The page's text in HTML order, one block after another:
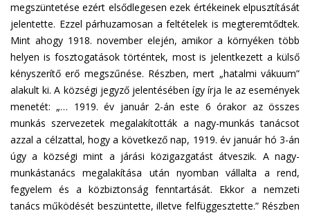
megszüntetése ezért elsődlegesen ezek értékeinek elpusztítását
jelentette. Ezzel párhuzamosan a feltételek is megteremtődtek.
Mint ahogy 1918. november elején, amikor a környéken több
helyen is fosztogatások történtek, most is jelentkezett a külső
kényszerítő erő megszűnése. Részben, mert „hatalmi vákuum”
alakult ki. A községi jegyző jelentésében így írja le az események
menetét: „… 1919. év január 2-án este 6 órakor az összes
munkás szervezetek megalakították a nagy-munkás tanácsot
azzal a célzattal, hogy a következő nap, 1919. év január hó 3-án
úgy a községi mint a járási közigazgatást átveszik. A nagy-
munkástanács megalakítása után nyomban vállalta a rend,
fegyelem és a közbiztonság fenntartását. Ekkor a nemzeti
tanács működését beszüntette, illetve felfüggesztette.” Részben